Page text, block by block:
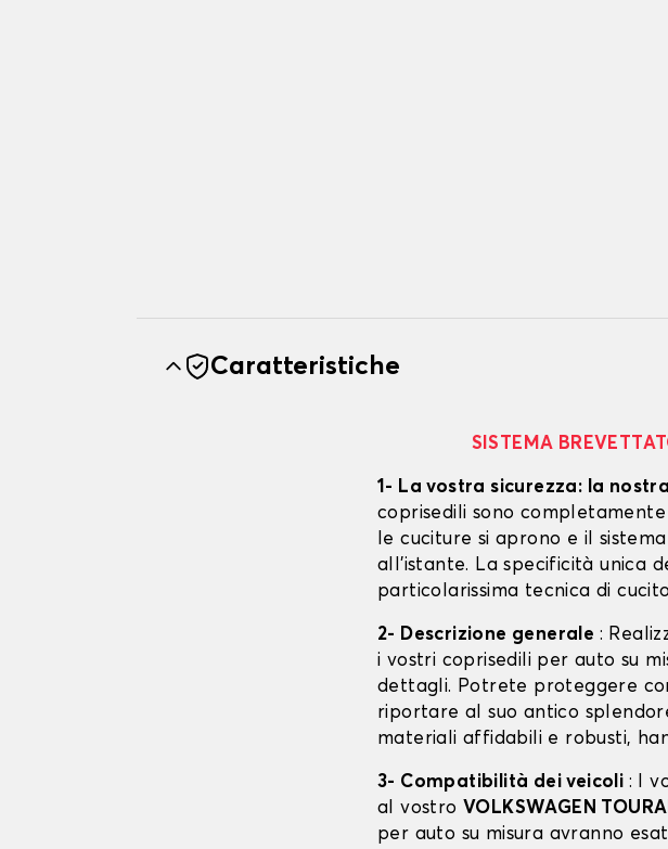
Caratteristiche
SISTEMA
1- La vostra sicurezza: la
coprisedili sono
le cuciture si aprono e il
all'istante. La specificità unica
particolarissima tecnica di
2- Descrizione generale :
i vostri coprisedili per auto su
dettagli. Potrete proteggere
riportare al suo antico
materiali affidabili e robusti,
3- Compatibilità dei veicoli : I
al vostro VOLKSWAGEN
per auto su misura avranno